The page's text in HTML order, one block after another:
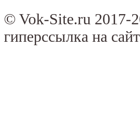
© Vok-Site.ru 2017-
гиперссылка на